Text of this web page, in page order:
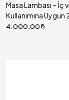
Masa Lambası – İç
Kullanımına
4.000,00